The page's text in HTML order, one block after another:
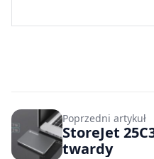
Poprzedni artykuł
StoreJet
twardy